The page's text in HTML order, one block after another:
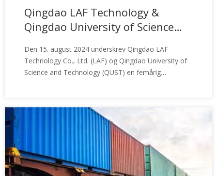
Qingdao LAF Technology &
Qingdao University of Science
Underskriftsceremoni for
forskningssamarbejde mellem
Den 15. august 2024 underskrev Qingdao LAF
Technology Co., Ltd. (LAF) og Qingdao University of
Science and Technology (QUST) en femårig
overværet af Jianming Zhang, dekan for Polymer
Science College på QUST, og Fisher Ma,